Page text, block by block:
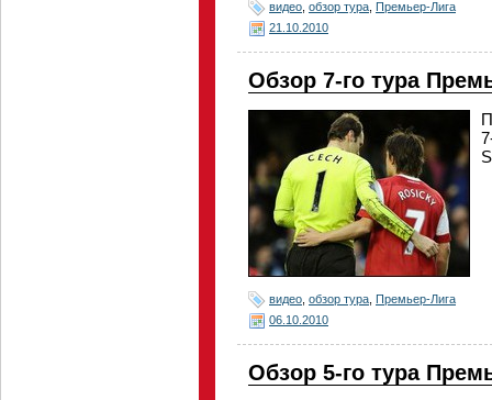
видео обзор тура Премьер-Лига
21.10.2010
Обзор 7-го тура
видео обзор тура Премьер-Лига
06.10.2010
Обзор 5-го тура